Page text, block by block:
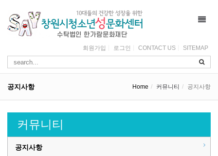
회원가입 로그인 CONTACT US SITEMAP
공지사항 Home 커뮤니티 공지사항
커뮤니티
공지사항